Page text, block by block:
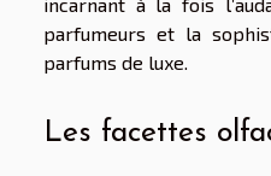
parfumeurs et la
parfums de luxe.
Les facettes